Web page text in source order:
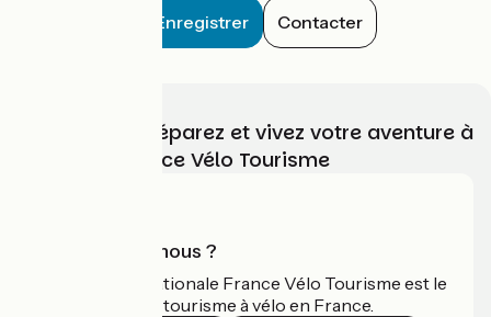
Enregistrer Contacter
Choisissez, préparez et vivez votre aventure à
vélo avec France Vélo Tourisme
Qui sommes-nous ?
L'association nationale France Vélo Tourisme est le
guide officiel du tourisme à vélo en France.